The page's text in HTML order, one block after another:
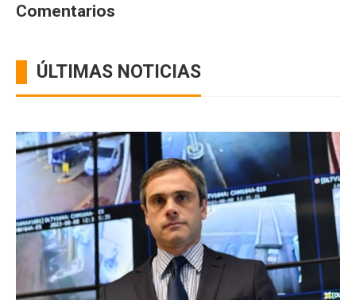
Comentarios
ÚLTIMAS NOTICIAS